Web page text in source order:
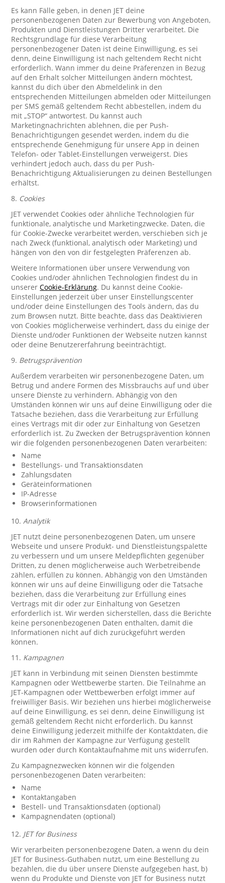
Es kann Fälle geben, in denen JET deine
personenbezogenen Daten zur Bewerbung von Angeboten,
Produkten und Dienstleistungen Dritter verarbeitet. Die
Rechtsgrundlage für diese Verarbeitung
personenbezogener Daten ist deine Einwilligung, es sei
denn, deine Einwilligung ist nach geltendem Recht nicht
erforderlich. Wann immer du deine Präferenzen in Bezug
auf den Erhalt solcher Mitteilungen ändern möchtest,
kannst du dich über den Abmeldelink in den
entsprechenden Mitteilungen abmelden oder Mitteilungen
per SMS gemäß geltendem Recht abbestellen, indem du
mit „STOP“ antwortest. Du kannst auch
Marketingnachrichten ablehnen, die per Push-
Benachrichtigungen gesendet werden, indem du die
entsprechende Genehmigung für unsere App in deinen
Telefon- oder Tablet-Einstellungen verweigerst. Dies
verhindert jedoch auch, dass du per Push-
Benachrichtigung Aktualisierungen zu deinen Bestellungen
erhältst.
8. Cookies
JET verwendet Cookies oder ähnliche Technologien für
funktionale, analytische und Marketingzwecke. Daten, die
für Cookie-Zwecke verarbeitet werden, verschieben sich je
nach Zweck (funktional, analytisch oder Marketing) und
hängen von den von dir festgelegten Präferenzen ab.
Weitere Informationen über unsere Verwendung von
Cookies und/oder ähnlichen Technologien findest du in
unsererCookie-Erklärung. Du kannst deine Cookie-
Einstellungen jederzeit über unser Einstellungscenter
und/oder deine Einstellungen des Tools ändern, das du
zum Browsen nutzt. Bitte beachte, dass das Deaktivieren
von Cookies möglicherweise verhindert, dass du einige der
Dienste und/oder Funktionen der Webseite nutzen kannst
oder deine Benutzererfahrung beeinträchtigt.
9. Betrugsprävention
Außerdem verarbeiten wir personenbezogene Daten, um
Betrug und andere Formen des Missbrauchs auf und über
unsere Dienste zu verhindern. Abhängig von den
Umständen können wir uns auf deine Einwilligung oder die
Tatsache beziehen, dass die Verarbeitung zur Erfüllung
eines Vertrags mit dir oder zur Einhaltung von Gesetzen
erforderlich ist. Zu Zwecken der Betrugsprävention können
wir die folgenden personenbezogenen Daten verarbeiten:
Name
Bestellungs- und Transaktionsdaten
Zahlungsdaten
Geräteinformationen
IP-Adresse
Browserinformationen
10.Analytik
JET nutzt deine personenbezogenen Daten, um unsere
Webseite und unsere Produkt- und Dienstleistungspalette
zu verbessern und um unsere Meldepflichten gegenüber
Dritten, zu denen möglicherweise auch Werbetreibende
zählen, erfüllen zu können. Abhängig von den Umständen
können wir uns auf deine Einwilligung oder die Tatsache
beziehen, dass die Verarbeitung zur Erfüllung eines
Vertrags mit dir oder zur Einhaltung von Gesetzen
erforderlich ist. Wir werden sicherstellen, dass die Berichte
keine personenbezogenen Daten enthalten, damit die
Informationen nicht auf dich zurückgeführt werden
können.
11. Kampagnen
JET kann in Verbindung mit seinen Diensten bestimmte
Kampagnen oder Wettbewerbe starten. Die Teilnahme an
JET-Kampagnen oder Wettbewerben erfolgt immer auf
freiwilliger Basis. Wir beziehen uns hierbei möglicherweise
auf deine Einwilligung, es sei denn, deine Einwilligung ist
gemäß geltendem Recht nicht erforderlich. Du kannst
deine Einwilligung jederzeit mithilfe der Kontaktdaten, die
dir im Rahmen der Kampagne zur Verfügung gestellt
wurden oder durch Kontaktaufnahme mit uns widerrufen.
Zu Kampagnezwecken können wir die folgenden
personenbezogenen Daten verarbeiten:
Name
Kontaktangaben
Bestell- und Transaktionsdaten (optional)
Kampagnendaten (optional)
12. JET for Business
Wir verarbeiten personenbezogene Daten, a wenn du dein
JET for Business-Guthaben nutzt, um eine Bestellung zu
bezahlen, die du über unsere Dienste aufgegeben hast, b)
wenn du Produkte und Dienste von JET for Business nutzt